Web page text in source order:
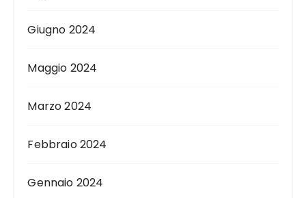
Giugno 2024
Maggio 2024
Marzo 2024
Febbraio 2024
Gennaio 2024